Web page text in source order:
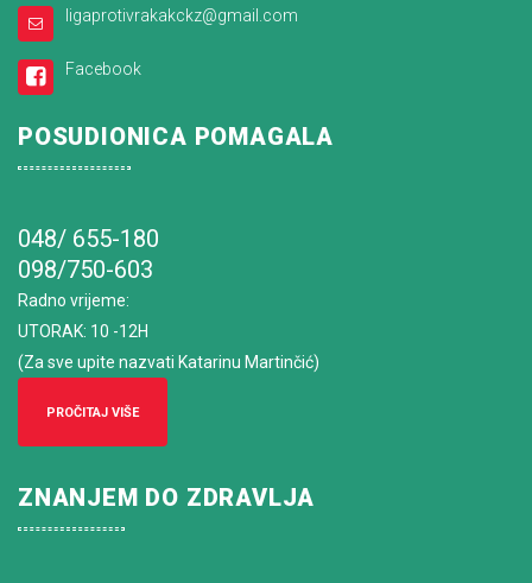
ligaprotivrakakckz@gmail.com
Facebook
POSUDIONICA POMAGALA
048/ 655-180
098/750-603
Radno vrijeme:
UTORAK: 10 -12H
(Za sve upite nazvati Katarinu Martinčić)
PROČITAJ VIŠE
ZNANJEM DO ZDRAVLJA